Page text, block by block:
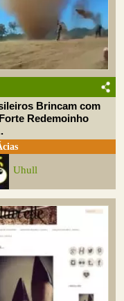
Brincam com
Redemoinho
Uhull